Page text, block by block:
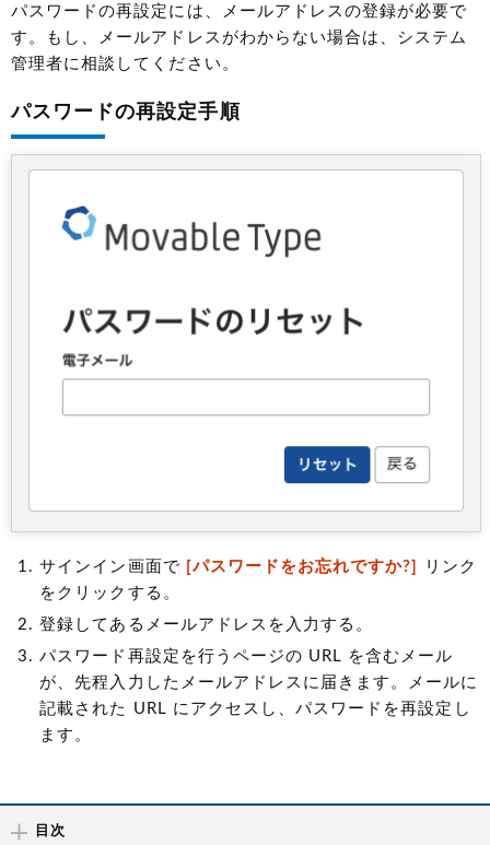
パスワードの再設定には、メールアドレスの登録が必要で
す。もし、メールアドレスがわからない場合は、システム
管理者に相談してください。
パスワードの再設定手順
サインイン画面で [パスワードをお忘れですか?]
リンク
をクリックする。
登録してあるメールアドレスを入力する。
パスワード再設定を行うページの URL を含むメール
が、先程入力したメールアドレスに届きます。メールに
記載された URL にアクセスし、パスワードを再設定し
ます。
目次